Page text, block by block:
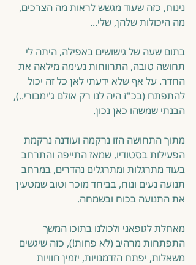
נינוח, כזה שעוד מגשש לראות מה הצרכים,
מה היכולות שלהן, שלי...
בתום שעה של גישושים באפילה, היתה לי
תחושה טובה, התרווחות נעימה מילאה את
החדר. על אף שלא ידעתי לאן כל זה יכול
להתפתח (בכ"ז היה לנו רק אולם ג'ימבורי..),
הבנתי שמשהו כאן נכון.
מתוך התחושה הזו נרקמה ועודנה נרקמת
הפעילות בסטודיו, שמאז התייפה והתרחב
בעוד מתרגלות ומתרגלים נהדרים, במרחב
תנועה נעים ונוח, בביחד מוכר וטוב שמטעין
את התנועה בכוח ובשמחה.
מאחלת לגופאני ולכולנו בתוכו המשך
התפתחות מרהיב (לא פחות!), כזה שיגשים
משאלות, יפתח הזדמנויות, יזמין חוויות